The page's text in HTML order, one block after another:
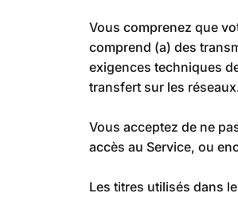
Vous comprenez que
comprend (a) des
exigences techniques
transfert sur les
Vous acceptez de ne
accès au Service, ou
Les titres utilisés dans